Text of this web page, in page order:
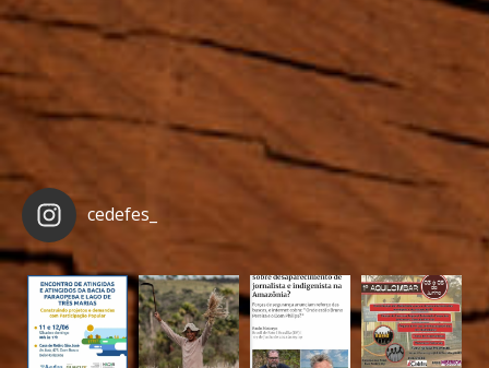
cedefes_